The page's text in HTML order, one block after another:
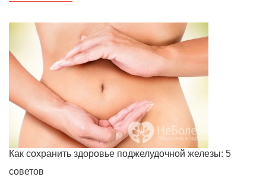
Как сохранить здоровье поджелудочной железы: 5
советов